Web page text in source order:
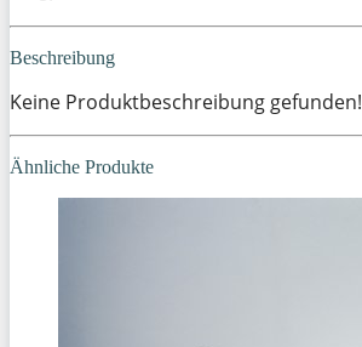
Beschreibung
Keine Produktbeschreibung gefunden!
Ähnliche Produkte